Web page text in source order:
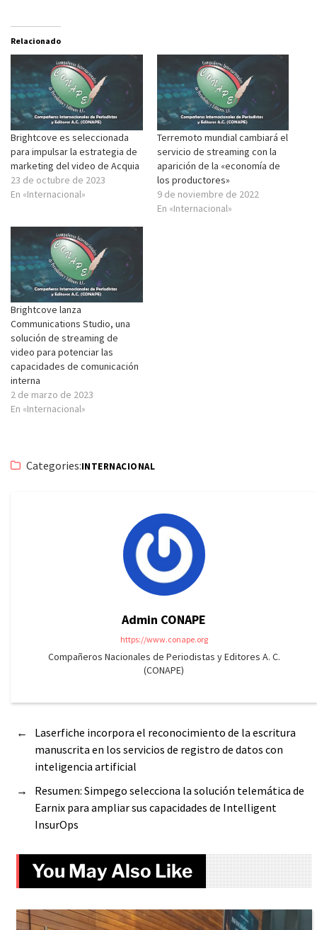
Relacionado
Brightcove es seleccionada
para impulsar la estrategia de
marketing del video de Acquia
23 de octubre de 2023
En «Internacional»
Terremoto mundial cambiará el
servicio de streaming con la
aparición de la «economía de
los productores»
9 de noviembre de 2022
En «Internacional»
Brightcove lanza
Communications Studio, una
solución de streaming de
video para potenciar las
capacidades de comunicación
interna
2 de marzo de 2023
En «Internacional»
Categories:INTERNACIONAL
Admin CONAPE
https://www.conape.org
Compañeros Nacionales de Periodistas y Editores A. C.
(CONAPE)
←
Laserfiche incorpora el reconocimiento de la escritura
manuscrita en los servicios de registro de datos con
inteligencia artificial
→
Resumen: Simpego selecciona la solución telemática de
Earnix para ampliar sus capacidades de Intelligent
InsurOps
You May Also Like